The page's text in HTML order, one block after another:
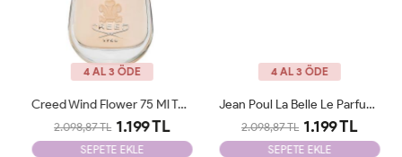
4 AL 3 ÖDE
Creed Wind Flower 75 Ml Tester
2.098,87 TL 1.199 TL
SEPETE EKLE
4 AL 3 ÖDE
Jean Poul La Belle Le Parfum Edp 100 ML Woman Tester
2.098,87 TL 1.199 TL
SEPETE EKLE